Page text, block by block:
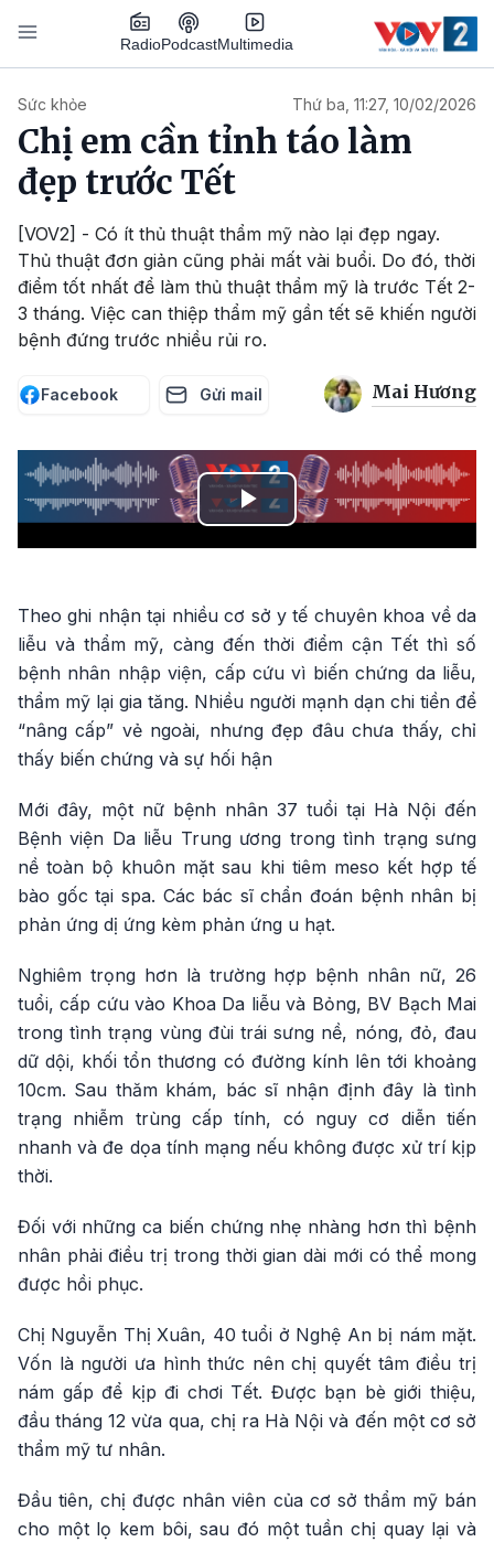
Nhảy đến nội dung
RadioPodcastMultimedia
Sức khỏe Thứ ba, 11:27, 10/02/2026
Chị em cần tỉnh táo làm
đẹp trước Tết
[VOV2] - Có ít thủ thuật thẩm mỹ nào lại đẹp ngay.
Thủ thuật đơn giản cũng phải mất vài buổi. Do đó, thời
điểm tốt nhất để làm thủ thuật thẩm mỹ là trước Tết 2-
3 tháng. Việc can thiệp thẩm mỹ gần tết sẽ khiến người
bệnh đứng trước nhiều rủi ro.
Facebook Gửi mail Mai Hương
Play
Theo ghi nhận tại nhiều cơ sở y tế chuyên khoa về da
liễu và thẩm mỹ, càng đến thời điểm cận Tết thì số
bệnh nhân nhập viện, cấp cứu vì biến chứng da liễu,
thẩm mỹ lại gia tăng. Nhiều người mạnh dạn chi tiền để
“nâng cấp” vẻ ngoài, nhưng đẹp đâu chưa thấy, chỉ
thấy biến chứng và sự hối hận
Mới đây, một nữ bệnh nhân 37 tuổi tại Hà Nội đến
Bệnh viện Da liễu Trung ương trong tình trạng sưng
nề toàn bộ khuôn mặt sau khi tiêm meso kết hợp tế
bào gốc tại spa. Các bác sĩ chẩn đoán bệnh nhân bị
phản ứng dị ứng kèm phản ứng u hạt.
Nghiêm trọng hơn là trường hợp bệnh nhân nữ, 26
tuổi, cấp cứu vào Khoa Da liễu và Bỏng, BV Bạch Mai
trong tình trạng vùng đùi trái sưng nề, nóng, đỏ, đau
dữ dội, khối tổn thương có đường kính lên tới khoảng
10cm. Sau thăm khám, bác sĩ nhận định đây là tình
trạng nhiễm trùng cấp tính, có nguy cơ diễn tiến
nhanh và đe dọa tính mạng nếu không được xử trí kịp
thời.
Đối với những ca biến chứng nhẹ nhàng hơn thì bệnh
nhân phải điều trị trong thời gian dài mới có thể mong
được hồi phục.
Chị Nguyễn Thị Xuân, 40 tuổi ở Nghệ An bị nám mặt.
Vốn là người ưa hình thức nên chị quyết tâm điều trị
nám gấp để kịp đi chơi Tết. Được bạn bè giới thiệu,
đầu tháng 12 vừa qua, chị ra Hà Nội và đến một cơ sở
thẩm mỹ tư nhân.
Đầu tiên, chị được nhân viên của cơ sở thẩm mỹ bán
cho một lọ kem bôi, sau đó một tuần chị quay lại và